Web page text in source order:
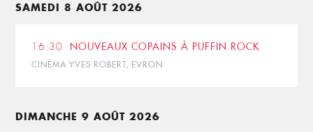
SAMEDI 8 AOÛT 2026
16:30 NOUVEAUX COPAINS À PUFFIN ROCK
CINÉMA YVES ROBERT, EVRON
DIMANCHE 9 AOÛT 2026